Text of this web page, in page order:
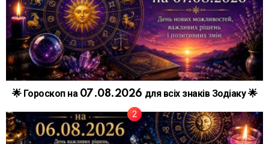
🌟 Гороскоп на 07.08.2026 для всіх знаків Зодіаку 🌟